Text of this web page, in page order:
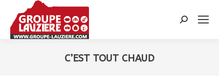
Recherche
C’EST TOUT CHAUD